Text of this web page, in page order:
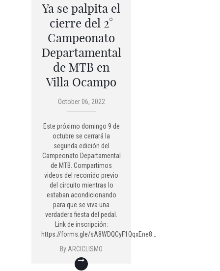
Ya se palpita el
cierre del 2°
Campeonato
Departamental
de MTB en
Villa Ocampo
October 06, 2022
Este próximo domingo 9 de
octubre se cerrará la
segunda edición del
Campeonato Departamental
de MTB. Compartimos
videos del recorrido previo
del circuito mientras lo
estaban acondicionando
para que se viva una
verdadera fiesta del pedal.
Link de inscripción:
https://forms.gle/sA8WDQCyF1QqxEne8…
By ARCICLISMO